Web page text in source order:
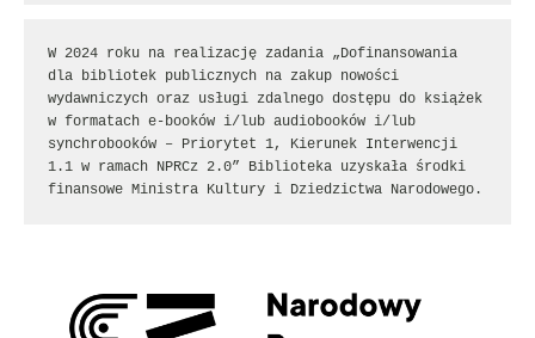
W 2024 roku na realizację zadania „Dofinansowania
dla bibliotek publicznych na zakup nowości
wydawniczych oraz usługi zdalnego dostępu do książek
w formatach e-booków i/lub audiobooków i/lub
synchrobooków – Priorytet 1, Kierunek Interwencji
1.1 w ramach NPRCz 2.0” Biblioteka uzyskała środki
finansowe Ministra Kultury i Dziedzictwa Narodowego.